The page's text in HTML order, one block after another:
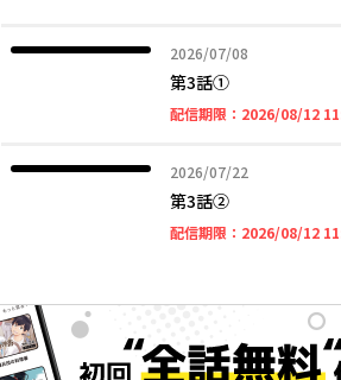
2026/07/08
2026年07月08日
第3話①
配信期限： 2026/08/12
2026/07/22
2026年07月22日
第3話②
配信期限： 2026/08/12